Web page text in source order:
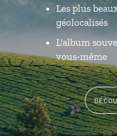
Les plus
géolocalisés
L'album
vous-même